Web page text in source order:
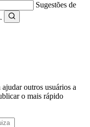
Sugestões de
outros usuários a
o mais rápido